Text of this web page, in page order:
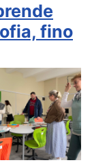
fino